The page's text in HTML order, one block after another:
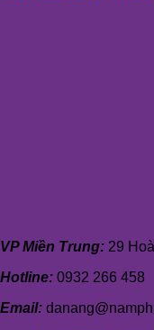
VP Miền Trung: 29
Hotline: 0932 266 458
Email: